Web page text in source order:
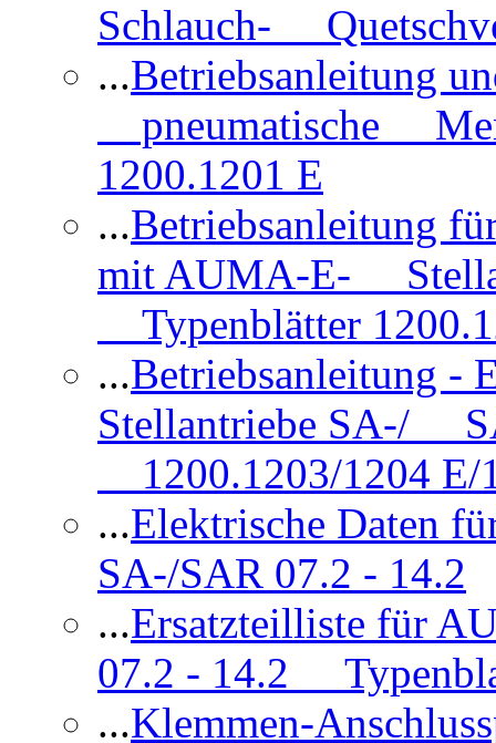
Schlauch-
...Betriebsanleitung
pneumatische
1200.1201 E
...Betriebsanleitung
mit AUMA-E-
Typenblätter
...Betriebsanleitung
Stellantriebe SA-/
1200.1203/1204 E/
...Elektrische Daten
SA-/SAR 07.2 - 14.2
...Ersatzteilliste für
07.2 - 14.2
...Klemmen-